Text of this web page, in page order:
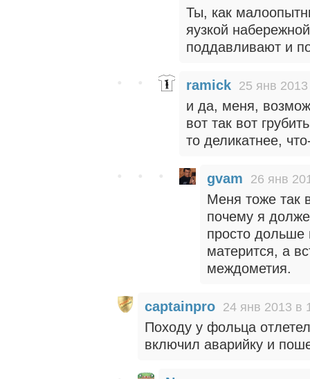
Ты, как
яузкой
поддавливают и
ramick 25 янв
и да, меня,
вот так вот
то деликатнее,
gvam 26 янв
Меня тоже так
почему я
просто дольше
матерится, а
междометия.
captainpro 24 янв 2013 в
Походу у фольца
включил аварийку и